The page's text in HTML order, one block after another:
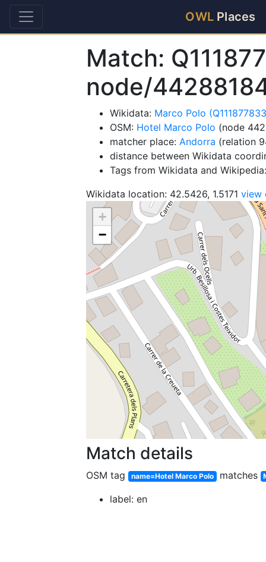
OWL Places
Match:
node/
Wikidata: Marco Polo
OSM: Hotel Marco Polo (node
matcher place: Andorra (relation
distance between Wikidata
Tags from Wikidata and
Wikidata location: 42.5426, 1.5171 view
+
−
Match details
OSM tag name=Hotel Marco Polo matches
label: en